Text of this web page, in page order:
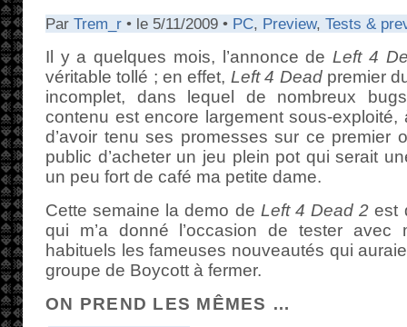
Par Trem_r • le 5/11/2009 • PC, Preview, Tests &
Il y a quelques mois, l’annonce de Left 4
véritable tollé ; en effet, Left 4 Deadpremier
incomplet, dans lequel de nombreux
contenu est encore largement sous-exploité,
d’avoir tenu ses promesses sur ce premier
public d’acheter un jeu plein pot qui serait
un peu fort de café ma petite dame.
Cette semaine la demo de Left 4 Dead 2 est
qui m’a donné l’occasion de tester avec
habituels les fameuses nouveautés qui
groupe de Boycott à fermer.
ON PREND LES MÊMES …